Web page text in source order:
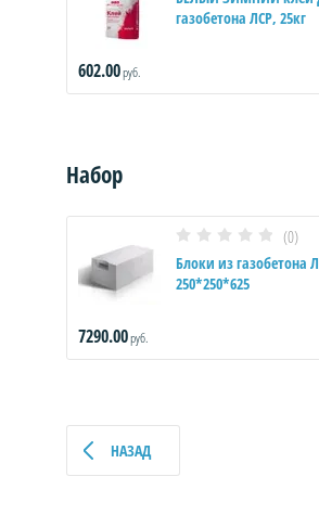
газобетона ЛСР, 25кг
602.00руб.
Набор
(0)
Блоки из газобетона
250*250*625
7290.00руб.
НАЗАД